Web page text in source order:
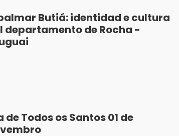
Butiá: identidad e cultura
departamento de Rocha -
de Todos os Santos 01 de